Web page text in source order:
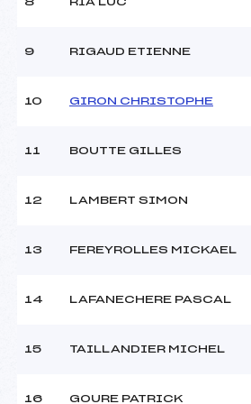
8 RIA LUC
9 RIGAUD ETIENNE
10 GIRON CHRISTOPHE
11 BOUTTE GILLES
12 LAMBERT SIMON
13 FEREYROLLES MICKAEL
14 LAFANECHERE PASCAL
15 TAILLANDIER MICHEL
16 GOURE PATRICK